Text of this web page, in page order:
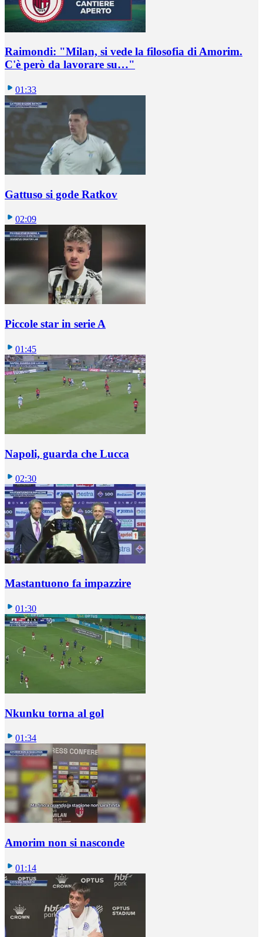
Raimondi: "Milan, si vede la filosofia di Amorim.
C'è però da lavorare su…"
01:33
Gattuso si gode Ratkov
02:09
Piccole star in serie A
01:45
Napoli, guarda che Lucca
02:30
Mastantuono fa impazzire
01:30
Nkunku torna al gol
01:34
Amorim non si nasconde
01:14